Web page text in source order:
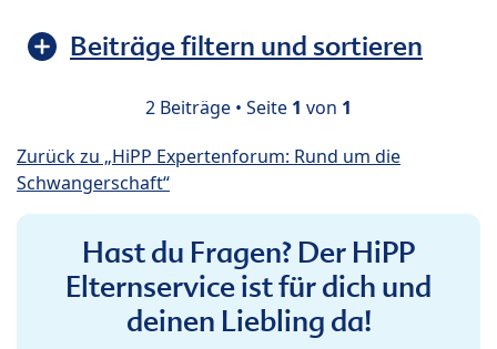
Beiträge filtern und sortieren
2 Beiträge • Seite 1 von 1
Zurück zu „HiPP Expertenforum: Rund um die
Schwangerschaft“
Hast du Fragen? Der HiPP
Elternservice ist für dich und
deinen Liebling da!